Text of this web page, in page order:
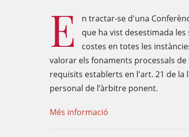
E
n tractar-se d'una
que ha vist desestimada
costes en totes les
valorar els fonaments processals
requisits establerts en l'art. 21 de
personal de l’àrbitre ponent.
Més informació